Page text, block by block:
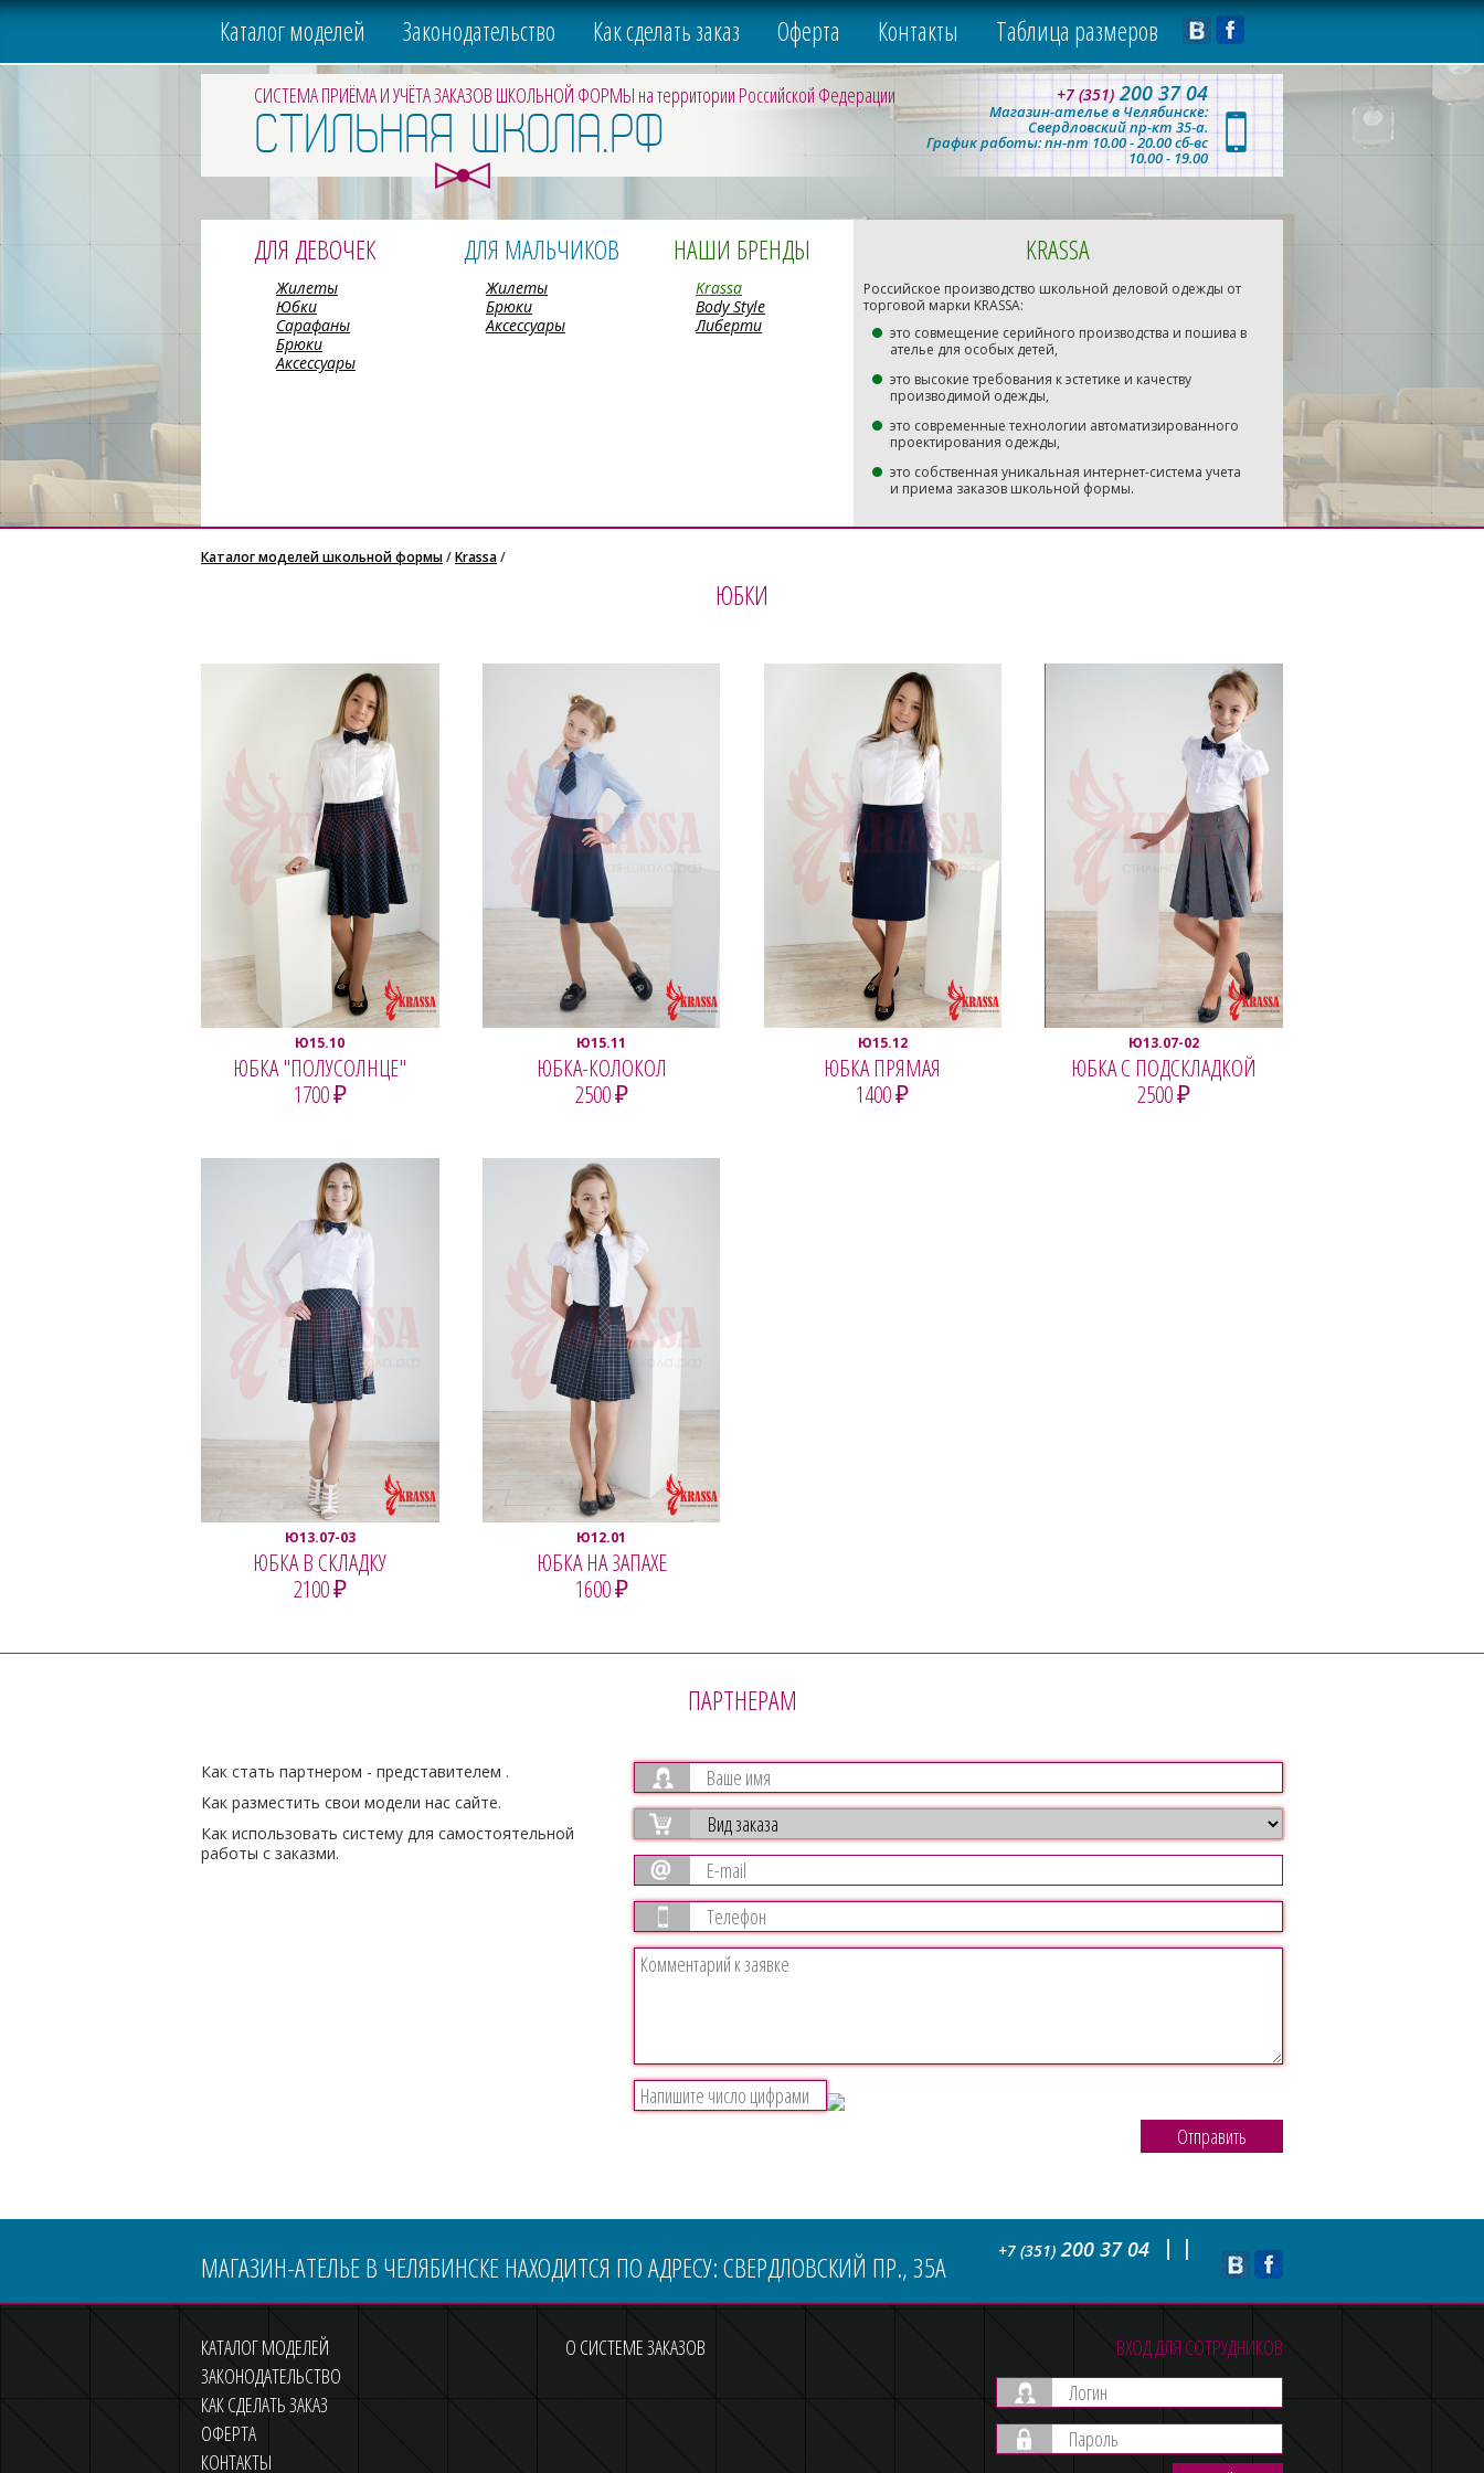
Каталог моделей Законодательство Как сделать заказ Оферта Контакты Таблица размеров
СИСТЕМА ПРИЁМА И УЧЁТА ЗАКАЗОВ ШКОЛЬНОЙ ФОРМЫ на территории Российской Федерации
СТИЛЬНАЯ ШКОЛА.РФ
+7 (351) 200 37 04
Магазин-ателье в Челябинске:
Свердловский пр-кт 35-а.
График работы: пн-пт 10.00 - 20.00сб-вс
10.00 - 19.00
KRASSA
Российское производство школьной деловой одежды от
торговой марки KRASSA:
это совмещение серийного производства и пошива в
ателье для особых детей,
это высокие требования к эстетике и качеству
производимой одежды,
это современные технологии автоматизированного
проектирования одежды,
это собственная уникальная интернет-система учета
и приема заказов школьной формы.
ДЛЯ ДЕВОЧЕК
Жилеты
Юбки
Сарафаны
Брюки
Аксессуары
ДЛЯ МАЛЬЧИКОВ
Жилеты
Брюки
Аксессуары
НАШИ БРЕНДЫ
Krassa
Body Style
Либерти
Каталог моделей школьной формы/Krassa/
ЮБКИ
Ю15.10
ЮБКА "ПОЛУСОЛНЦЕ"
1700 ₽
Ю15.11
ЮБКА-КОЛОКОЛ
2500 ₽
Ю15.12
ЮБКА ПРЯМАЯ
1400 ₽
Ю13.07-02
ЮБКА С ПОДСКЛАДКОЙ
2500 ₽
Ю13.07-03
ЮБКА В СКЛАДКУ
2100 ₽
Ю12.01
ЮБКА НА ЗАПАХЕ
1600 ₽
ПАРТНЕРАМ
Как стать партнером - представителем .
Как разместить свои модели нас сайте.
Как использовать систему для самостоятельной
работы с заказми.
Отправить
+7 (351) 200 37 04
МАГАЗИН-АТЕЛЬЕ В ЧЕЛЯБИНСКЕ НАХОДИТСЯ ПО АДРЕСУ: СВЕРДЛОВСКИЙ ПР., 35А
КАТАЛОГ МОДЕЛЕЙ
ЗАКОНОДАТЕЛЬСТВО
КАК СДЕЛАТЬ ЗАКАЗ
ОФЕРТА
КОНТАКТЫ
О СИСТЕМЕ ЗАКАЗОВ ВХОД ДЛЯ СОТРУДНИКОВ